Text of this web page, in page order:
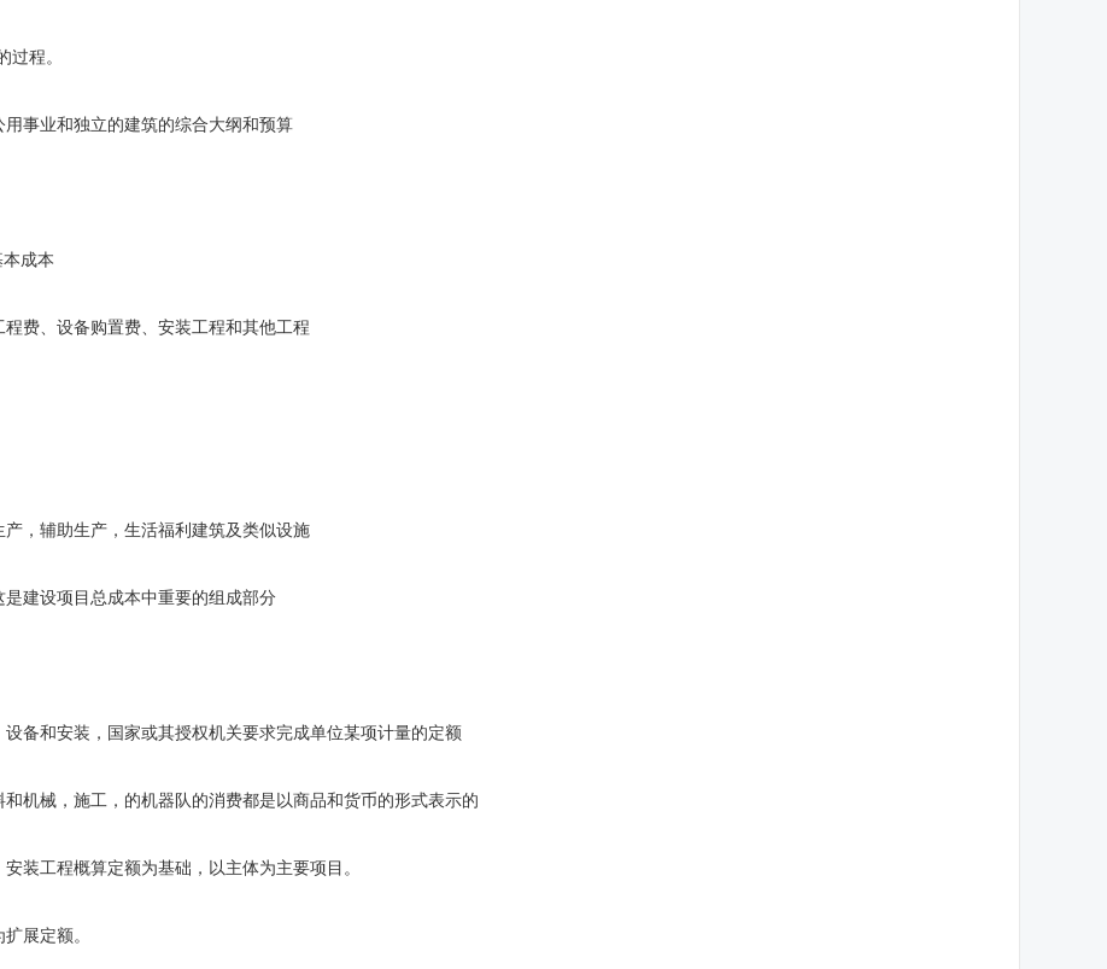
程。
事业和独立的建筑的综合大纲和预算
成本
费、设备购置费、安装工程和其他工程
，辅助生产，生活福利建筑及类似设施
建设项目总成本中重要的组成部分
和安装，国家或其授权机关要求完成单位某项计量的定额
械，施工，的机器队的消费都是以商品和货币的形式表示的
工程概算定额为基础，以主体为主要项目。
展定额。